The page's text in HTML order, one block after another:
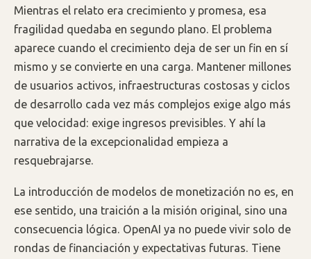
Mientras el relato era crecimiento y promesa, esa
fragilidad quedaba en segundo plano. El problema
aparece cuando el crecimiento deja de ser un fin en sí
mismo y se convierte en una carga. Mantener millones
de usuarios activos, infraestructuras costosas y ciclos
de desarrollo cada vez más complejos exige algo más
que velocidad: exige ingresos previsibles. Y ahí la
narrativa de la excepcionalidad empieza a
resquebrajarse.
La introducción de modelos de monetización no es, en
ese sentido, una traición a la misión original, sino una
consecuencia lógica. OpenAI ya no puede vivir solo de
rondas de financiación y expectativas futuras. Tiene